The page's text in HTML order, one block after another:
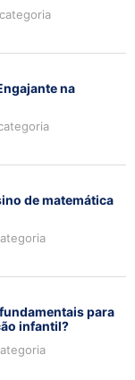
na
de matemática
para
infantil?